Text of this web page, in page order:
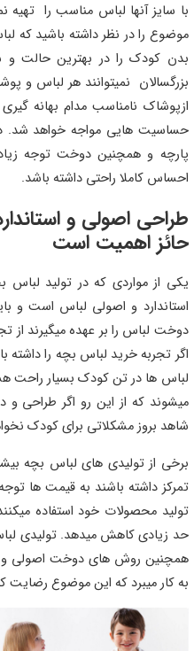
با سایز آنها لباس مناسب را تهیه
موضوع را در نظر داشته باشید که
بدن کودک را در بهترین حالت و
بزرگسالان نمیتوانند هر لباس و
ازپوشاک نامناسب مدام بهانه
حساسیت هایی مواجه خواهد شد.
پارچه و همچنین دوخت توجه
احساس کاملا راحتی داشته باشد.
طراحی اصولی و
حائز اهمیت است
یکی از مواردی که در تولید لباس
استاندارد و اصولی لباس است و
دوخت لباس را بر عهده میگیرند از
اگر تجربه خرید لباس بچه را داشته
لباس ها در تن کودک بسیار راحت
میشوند که از این رو اگر طراحی
شاهد بروز مشکلاتی برای کودک
برخی از تولیدی های لباس بچه
تمرکز داشته باشند به قیمت ها
تولید محصولات خود استفاده
حد زیادی کاهش میدهد. تولیدی
همچنین روش های دوخت اصولی و
به کار میبرد که این موضوع رضایت